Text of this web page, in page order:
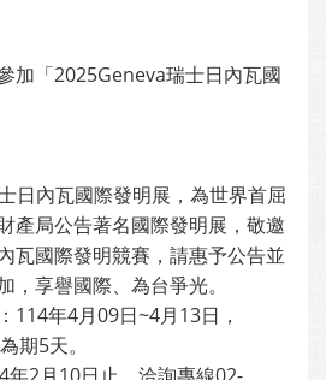
加「2025Geneva瑞士日內瓦國
日內瓦國際發明展，為世界首屈
產局公告著名國際發明展，敬邀
瓦國際發明競賽，請惠予公告並
，享譽國際、為台爭光。
114年4月09日~4月13日，
期5天。